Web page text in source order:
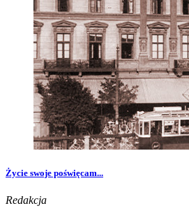
Życie swoje poświęcam...
Redakcja